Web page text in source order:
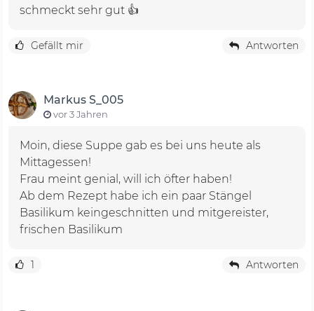
schmeckt sehr gut 👍
Gefällt mir Antworten
Markus S_005
vor 3 Jahren
Moin, diese Suppe gab es bei uns heute als
Mittagessen!
Frau meint genial, will ich öfter haben!
Ab dem Rezept habe ich ein paar Stängel
Basilikum keingeschnitten und mitgereister,
frischen Basilikum
1 Antworten